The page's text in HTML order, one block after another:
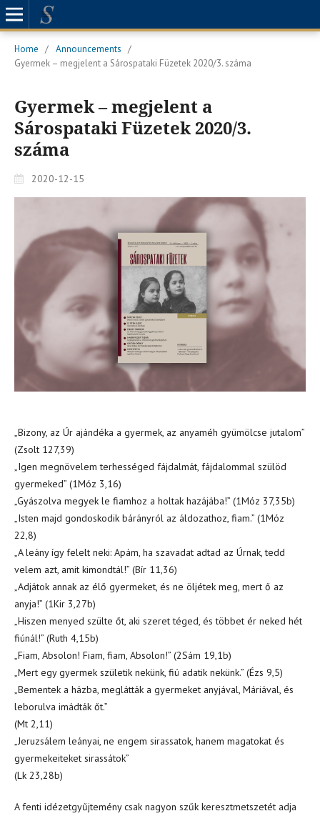
Home / Announcements
/
Gyermek – megjelent a Sárospataki Füzetek 2020/3. száma
Gyermek – megjelent a
Sárospataki Füzetek 2020/3.
száma
2020-12-15
„Bizony, az Úr ajándéka a gyermek, az anyaméh gyümölcse jutalom”
(Zsolt 127,39)
„Igen megnövelem terhességed fájdalmát, fájdalommal szülöd
gyermeked” (1Móz 3,16)
„Gyászolva megyek le fiamhoz a holtak hazájába!” (1Móz 37,35b)
„Isten majd gondoskodik bárányról az áldozathoz, fiam.” (1Móz
22,8)
„A leány így felelt neki: Apám, ha szavadat adtad az Úrnak, tedd
velem azt, amit kimondtál!” (Bír 11,36)
„Adjátok annak az élő gyermeket, és ne öljétek meg, mert ő az
anyja!” (1Kir 3,27b)
„Hiszen menyed szülte őt, aki szeret téged, és többet ér neked hét
fiúnál!” (Ruth 4,15b)
„Fiam, Absolon! Fiam, fiam, Absolon!” (2Sám 19,1b)
„Mert egy gyermek születik nekünk, fiú adatik nekünk.” (Ézs 9,5)
„Bementek a házba, meglátták a gyermeket anyjával, Máriával, és
leborulva imádták őt.”
(Mt 2,11)
„Jeruzsálem leányai, ne engem sirassatok, hanem magatokat és
gyermekeiteket sirassátok”
(Lk 23,28b)
A fenti idézetgyűjtemény csak nagyon szűk keresztmetszetét adja